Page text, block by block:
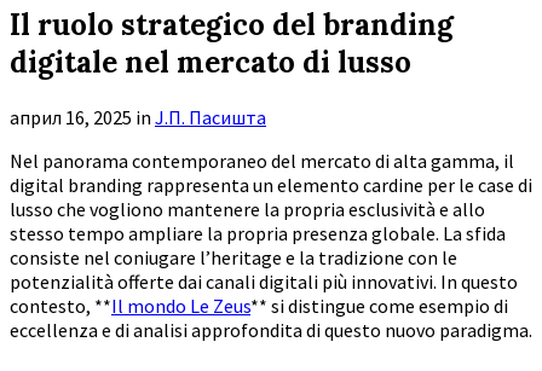
search
Il ruolo strategico del branding
digitale nel mercato di lusso
април 16, 2025 in Ј.П. Пасишта
Nel panorama contemporaneo del mercato di alta gamma, il
digital branding rappresenta un elemento cardine per le case di
lusso che vogliono mantenere la propria esclusività e allo
stesso tempo ampliare la propria presenza globale. La sfida
consiste nel coniugare l’heritage e la tradizione con le
potenzialità offerte dai canali digitali più innovativi. In questo
contesto, **Il mondo Le Zeus** si distingue come esempio di
eccellenza e di analisi approfondita di questo nuovo paradigma.